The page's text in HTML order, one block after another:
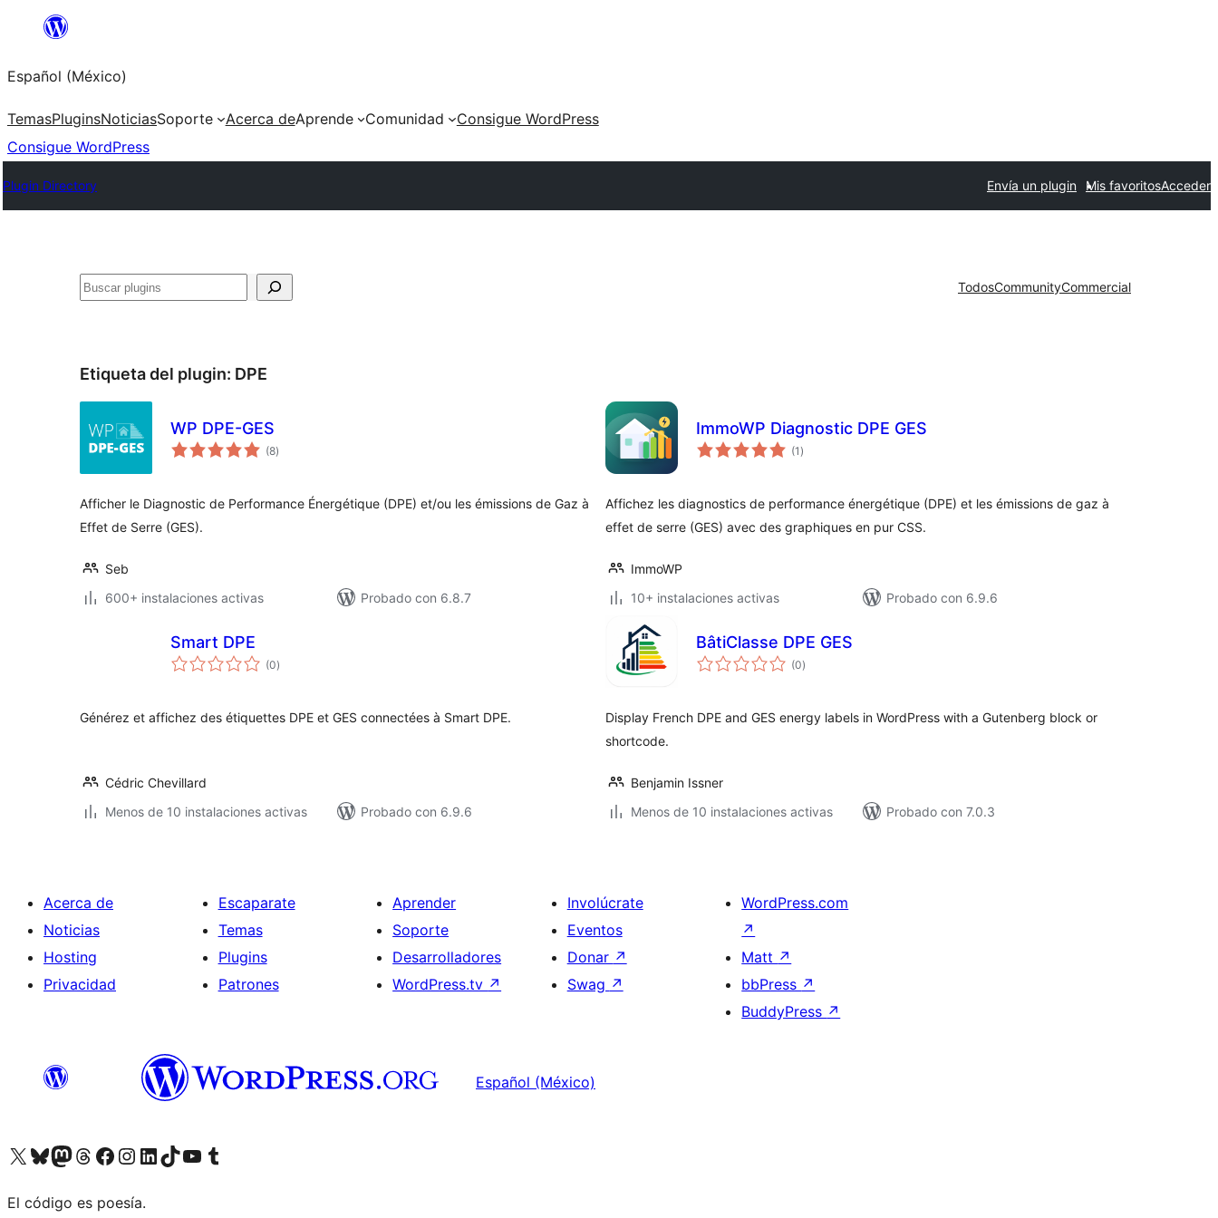
Saltar
contenido
Español (México)
TemasPluginsNoticiasSoporte Acerca deAprende Comunidad
Consigue WordPress
Consigue WordPress
Plugin Directory Envía un plugin Mis favoritosAcceder
Buscar TodosCommunityCommercial
Etiqueta del plugin: DPE
WP DPE-GES
(8total
de
)
Afficher le Diagnostic de Performance Énergétique (DPE) et/ou les émissions de Gaz à
Effet de Serre (GES).
Seb
600+ instalaciones activas
Probado con 6.8.7
ImmoWP Diagnostic DPE GES
(1 total
de
)
Affichez les diagnostics de performance énergétique (DPE) et les émissions de gaz à
effet de serre (GES) avec des graphiques en pur CSS.
ImmoWP
10+ instalaciones activas
Probado con 6.9.6
Smart DPE
(0total
de
)
Générez et affichez des étiquettes DPE et GES connectées à Smart DPE.
Cédric Chevillard
Menos de 10 instalaciones activas
Probado con 6.9.6
BâtiClasse DPE GES
(0total
de
)
Display French DPE and GES energy labels in WordPress with a Gutenberg block or
shortcode.
Benjamin Issner
Menos de 10 instalaciones activas
Probado con 7.0.3
Acerca de
Noticias
Hosting
Privacidad
Escaparate
Temas
Plugins
Patrones
Aprender
Soporte
Desarrolladores
WordPress.tv ↗
Involúcrate
Eventos
Donar ↗
Swag ↗
WordPress.com
↗
Matt ↗
bbPress ↗
BuddyPress ↗
Español (México)
Visita nuestra cuenta de X (anteriormente Twitter)
Visita nuestra cuenta de Bluesky
Visita nuestra cuenta de Mastodon
Visita nuestra cuenta de Threads
Visita nuestra página de Facebook
Visita nuestra cuenta de Instagram
Visita nuestra cuenta de LinkedIn
Visita nuestra cuenta de TikTok
Visita nuestro canal de YouTube
Visita nuestra cuenta de Tumblr
El código es poesía.